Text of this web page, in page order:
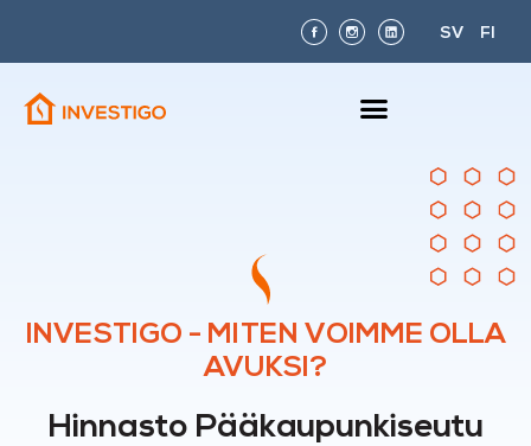
SV FI
INVESTIGO - MITEN VOIMME OLLA
AVUKSI?
Hinnasto Pääkaupunkiseutu